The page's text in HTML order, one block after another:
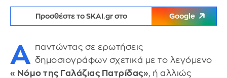
Προσθέστε το SKAI.gr στο Google
Α παντώντας σε ερωτήσεις
δημοσιογράφων σχετικά με το λεγόμενο
«Νόμο της Γαλάζιας Πατρίδας», ή αλλιώς